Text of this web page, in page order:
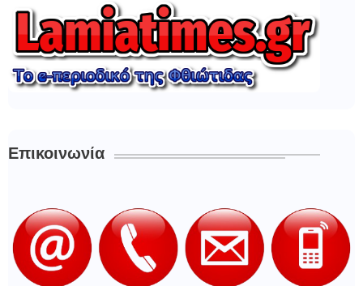
Επικοινωνία